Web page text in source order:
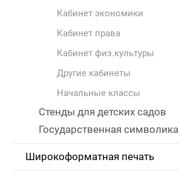
Кабинет экономики
Кабинет права
Кабинет физ.культуры
Другие кабинеты
Начальные классы
Стенды для детских садов
Государственная символика
Широкоформатная печать